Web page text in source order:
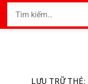
Bỏ
nội
Tìm
LƯU TRỮ THẺ: